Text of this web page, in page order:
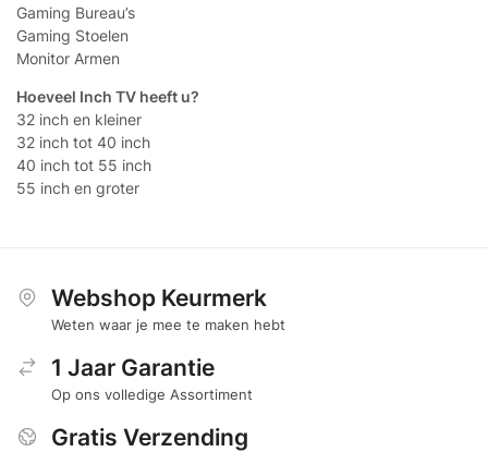
Gaming Bureau’s
Gaming Stoelen
Monitor Armen
Hoeveel Inch TV heeft u?
32 inch en kleiner
32 inch tot 40 inch
40 inch tot 55 inch
55 inch en groter
Webshop Keurmerk
Weten waar je mee te maken hebt
1 Jaar Garantie
Op ons volledige Assortiment
Gratis Verzending